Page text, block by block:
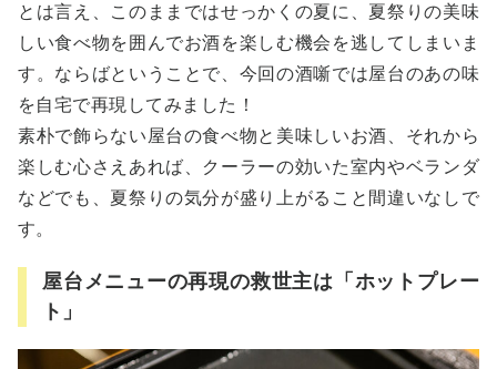
とは言え、このままではせっかくの夏に、夏祭りの美味
しい食べ物を囲んでお酒を楽しむ機会を逃してしまいま
す。ならばということで、今回の酒噺では屋台のあの味
を自宅で再現してみました！
素朴で飾らない屋台の食べ物と美味しいお酒、それから
楽しむ心さえあれば、クーラーの効いた室内やベランダ
などでも、夏祭りの気分が盛り上がること間違いなしで
す。
屋台メニューの再現の救世主は「ホットプレー
ト」